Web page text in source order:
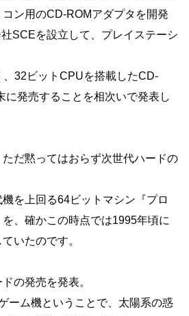
ン用のCD-ROMアダプタを開発
SCEを設立して、プレイステーシ
32ビットCPUを搭載したCD-
に発売することを相次いで発表し
だ黙ってはおらず次世代ハードの
を上回る64ビットマシン『プロ
、確かこの時点では1995年頃に
いたのです。
の発売を発表。
ーム機ということで、太陽系の惑